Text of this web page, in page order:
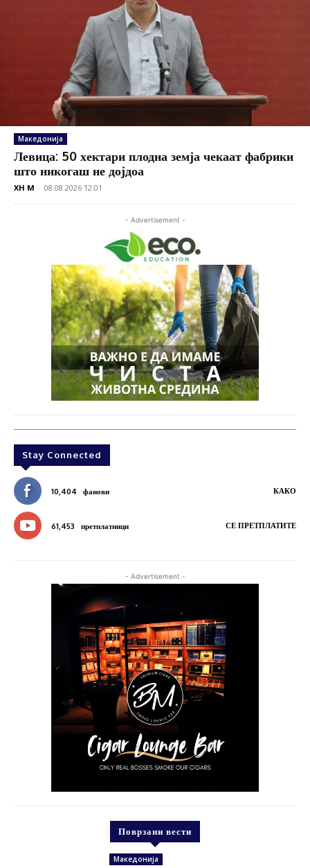
Македонија
Левица: 50 хектари плодна земја чекаат фабрики
што никогаш не дојдоа
XH M - 08.08.2026 12:01
- Advertisement -
Stay Connected
10,404 фанови КАКО
61,453 претплатници СЕ ПРЕТПЛАТИТЕ
- Advertisement -
Поврзани вести
Македонија